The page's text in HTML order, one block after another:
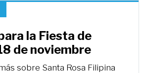
la Fiesta de
de noviembre
sobre Santa Rosa Filipina